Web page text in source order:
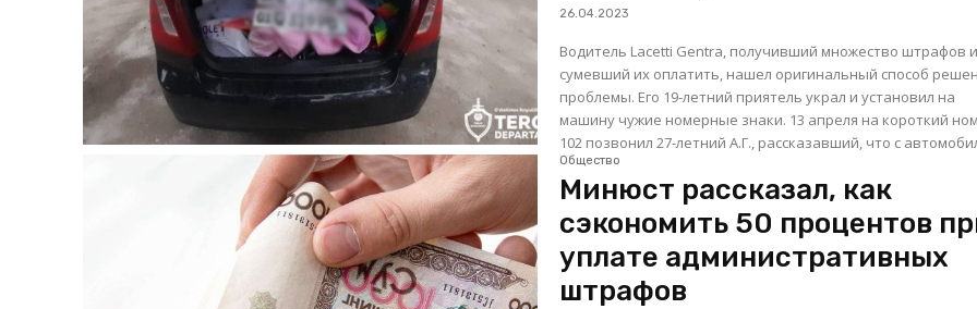
26.04.2023
Водитель Lacetti Gentra, получивший множество штрафов
сумевший их оплатить, нашел оригинальный способ
проблемы. Его 19-летний приятель украл и установил на
машину чужие номерные знаки. 13 апреля на короткий номер
102 позвонил 27-летний А.Г., рассказавший, что с
Общество
Минюст рассказал, как
сэкономить 50 процентов
уплате административных
штрафов